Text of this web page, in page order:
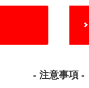
- 注意事項 -